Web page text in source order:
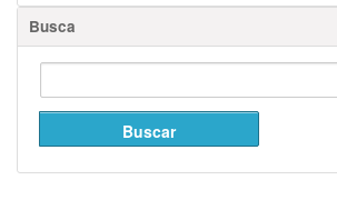
Busca